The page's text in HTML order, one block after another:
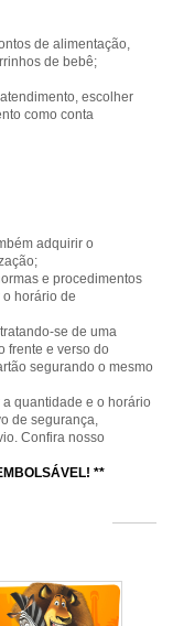
de alimentação,
de bebê;
escolher
como conta
adquirir o
e procedimentos
horário de
se de uma
frente e verso do
segurando o mesmo
quantidade e o horário
de segurança,
Confira nosso
**